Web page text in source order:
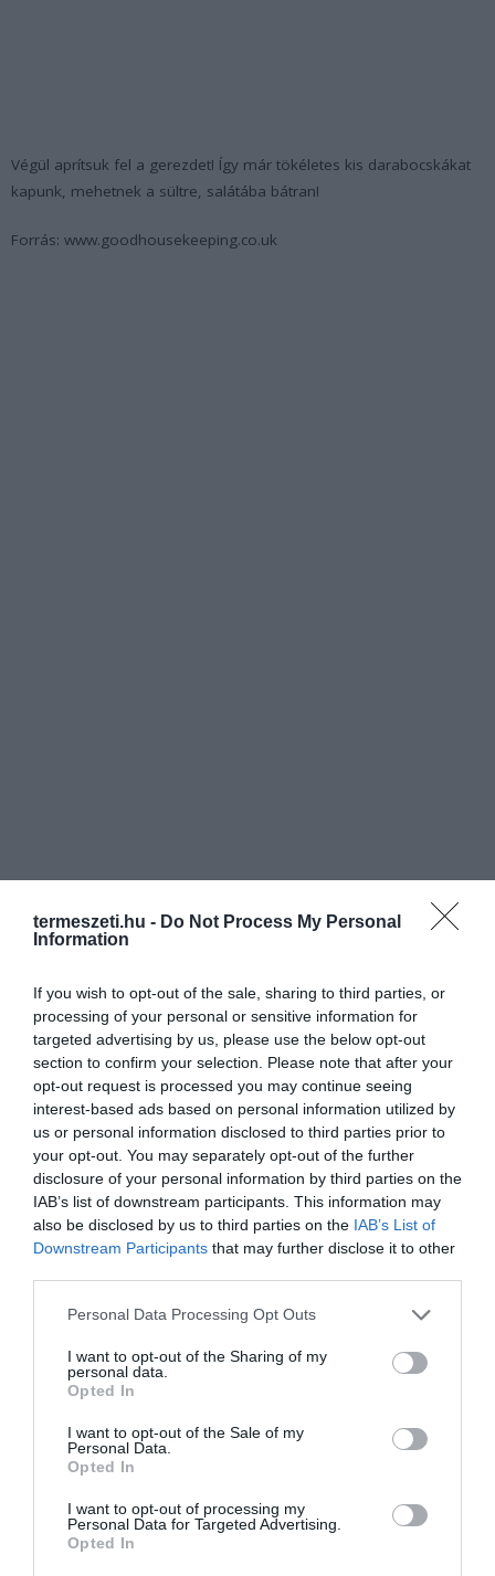
termeszeti.hu - Do Not Process My Personal
Information
If you wish to opt-out of the sale, sharing to third parties, or
processing of your personal or sensitive information for
targeted advertising by us, please use the below opt-out
section to confirm your selection. Please note that after your
opt-out request is processed you may continue seeing
interest-based ads based on personal information utilized by
us or personal information disclosed to third parties prior to
your opt-out. You may separately opt-out of the further
disclosure of your personal information by third parties on the
IAB’s list of downstream participants. This information may
also be disclosed by us to third parties on the IAB’s List of
Downstream Participants that may further disclose it to other
Please note that this website/app uses one or more Google
not limited to your visit or usage behaviour. You may click to
grant or deny consent to Google and its third-party tags to
use your data for below specified purposes in below Google
consent section.
Personal Data Processing Opt Outs
I want to opt-out of the Sharing of my
personal data.
Opted In
I want to opt-out of the Sale of my
Personal Data.
Opted In
I want to opt-out of processing my
Personal Data for Targeted Advertising.
Opted In
Végül aprítsuk fel a gerezdet! Így már tökéletes kis darabocskákat
kapunk, mehetnek a sültre, salátába bátran!
Forrás: www.goodhousekeeping.co.uk